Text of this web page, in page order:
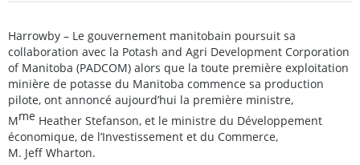
Harrowby – Le gouvernement manitobain poursuit sa
collaboration avec la Potash and Agri Development Corporation
of Manitoba (PADCOM) alors que la toute première exploitation
minière de potasse du Manitoba commence sa production
pilote, ont annoncé aujourd’hui la première ministre,
Mme Heather Stefanson, et le ministre du Développement
économique, de l’Investissement et du Commerce,
M. Jeff Wharton.